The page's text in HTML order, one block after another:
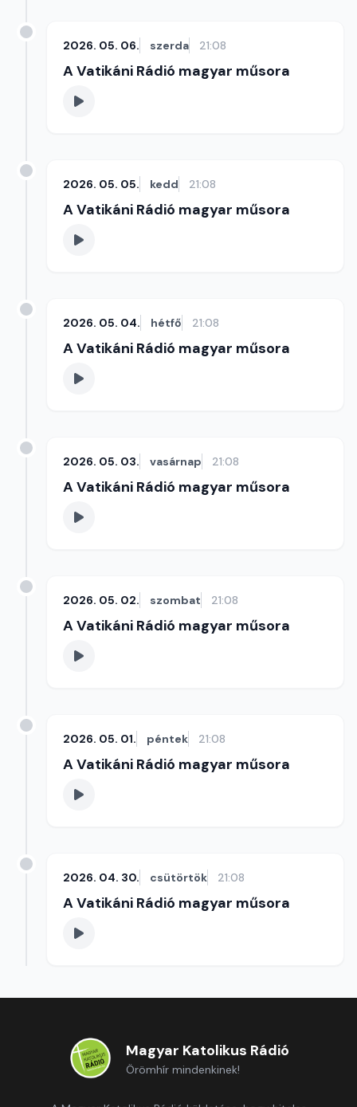
2026. 05. 06. szerda 21:08
A Vatikáni Rádió magyar műsora
2026. 05. 05. kedd 21:08
A Vatikáni Rádió magyar műsora
2026. 05. 04. hétfő 21:08
A Vatikáni Rádió magyar műsora
2026. 05. 03. vasárnap 21:08
A Vatikáni Rádió magyar műsora
2026. 05. 02. szombat 21:08
A Vatikáni Rádió magyar műsora
2026. 05. 01. péntek 21:08
A Vatikáni Rádió magyar műsora
2026. 04. 30. csütörtök 21:08
A Vatikáni Rádió magyar műsora
Magyar Katolikus Rádió
Örömhír mindenkinek!